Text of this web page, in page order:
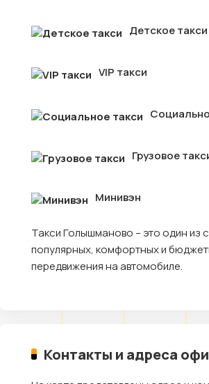
Детское такси
VIP такси
Грузовое
Минивэн
Такси Голышманово – это один из
популярных, комфортных и
передвижения на автомобиле.
Контакты и адреса